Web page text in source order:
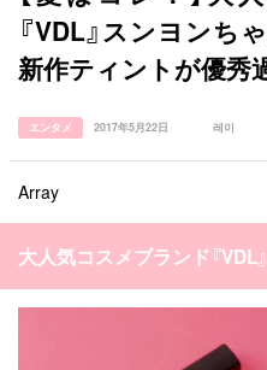
タグ一覧
キュレーター一覧
韓国旅行 韓国ファッショ
『VDL』スンヨンち
新作ティントが優
エンタメ 2017年5月22日 레이
Array
大人気コスメブランド『VDL